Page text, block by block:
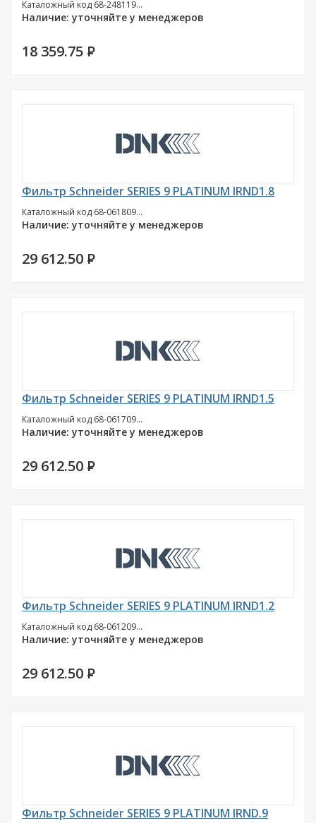
Каталожный код 68-248119...
Наличие: уточняйте у менеджеров
18 359.75 P
Фильтр Schneider SERIES 9 PLATINUM IRND1.8
Каталожный код 68-061809...
Наличие: уточняйте у менеджеров
29 612.50 P
Фильтр Schneider SERIES 9 PLATINUM IRND1.5
Каталожный код 68-061709...
Наличие: уточняйте у менеджеров
29 612.50 P
Фильтр Schneider SERIES 9 PLATINUM IRND1.2
Каталожный код 68-061209...
Наличие: уточняйте у менеджеров
29 612.50 P
Фильтр Schneider SERIES 9 PLATINUM IRND.9